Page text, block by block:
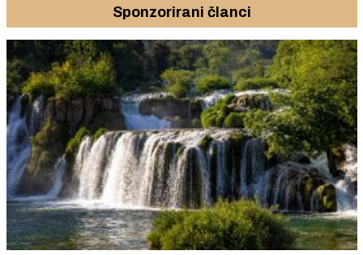
Sponzorirani članci